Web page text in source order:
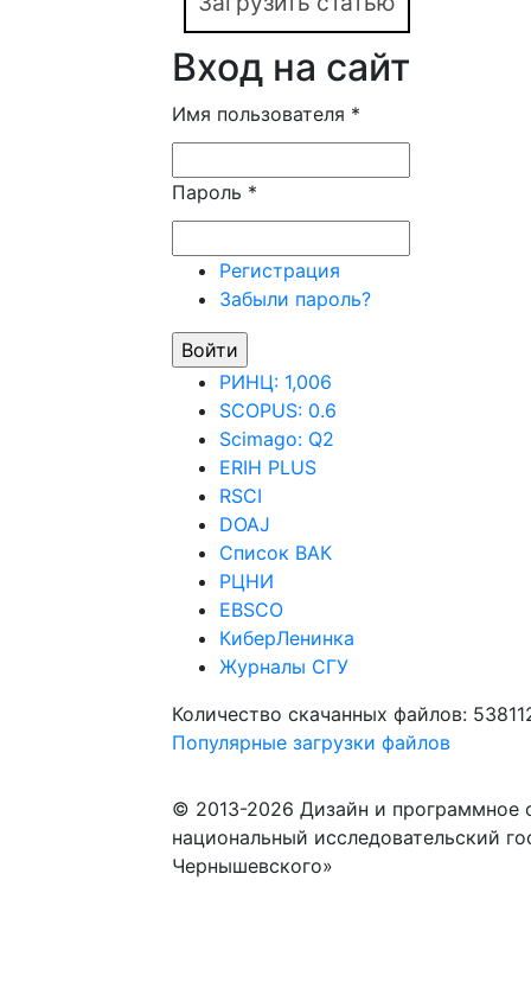
Вход на сайт
Имя пользователя *
Пароль *
Регистрация
Забыли пароль?
РИНЦ: 1,006
SCOPUS: 0.6
Scimago: Q2
ERIH PLUS
RSCI
DOAJ
Список ВАК
РЦНИ
EBSCO
КиберЛенинка
Журналы СГУ
Количество скачанных файлов:
Популярные загрузки файлов
© 2013-2026 Дизайн и программное
национальный исследовательский
Чернышевского»